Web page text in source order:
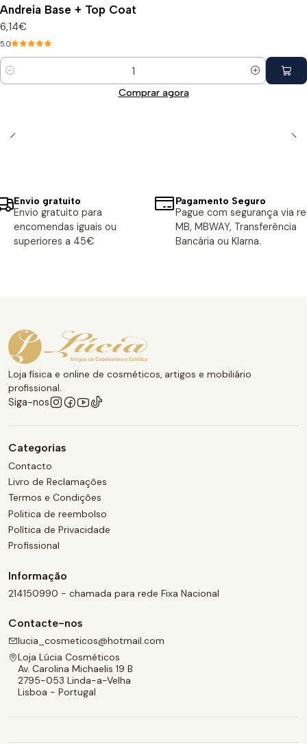
Andreia Base + Top Coat
6,14€
5.0
Quantidade
Comprar agora
Envio gratuito
Envio gratuito para
encomendas iguais ou
superiores a 45€
Pagamento Seguro
Pague com segurança via
MB, MBWAY, Transferência
Bancária ou Klarna.
Loja física e online de cosméticos, artigos e mobiliário
profissional.
Siga-nos
Categorias
Contacto
Livro de Reclamações
Termos e Condições
Politica de reembolso
Política de Privacidade
Profissional
Informação
214150990 - chamada para rede Fixa Nacional
Contacte-nos
lucia_cosmeticos@hotmail.com
Loja Lúcia Cosméticos
Av. Carolina Michaelis 19 B
2795-053 Linda-a-Velha
Lisboa - Portugal